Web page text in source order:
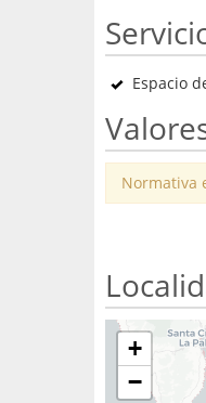
Espacio de
Normativa
+
−